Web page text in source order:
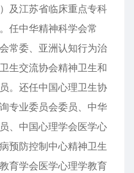
及江苏省临床重点专科
任中华精神科学会常
常委、亚洲认知行为治
生交流协会精神卫生和
。还任中国心理卫生协
专业委员会委员、中华
、中国心理学会医学心
预防控制中心精神卫生
育学会医学心理学教育